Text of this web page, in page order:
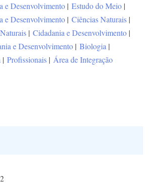
e Desenvolvimento | Estudo do Meio |
e Desenvolvimento | Ciências Naturais |
| Cidadania e Desenvolvimento |
e Desenvolvimento | Biologia |
| Profissionais | Área de Integração
2